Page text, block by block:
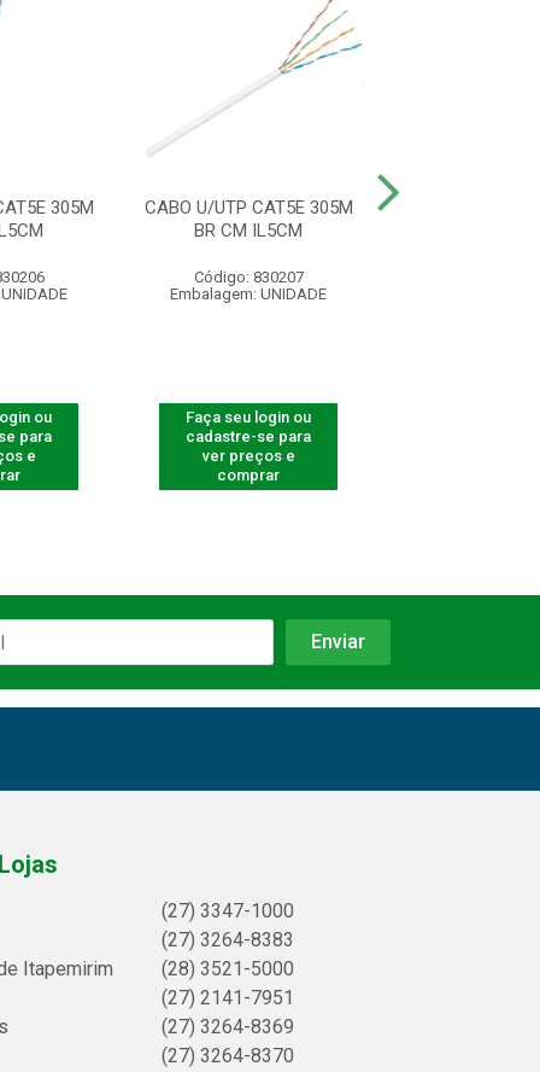
305M
ou
para
e
CABO U/UTP CAT5E 305M
BR CM IL5CM
Código: 830207
Embalagem: UNIDADE
Faça seu login ou
cadastre-se para
ver preços e
comprar
(27) 3347-1000
(27) 3264-8383
Itapemirim
(28) 3521-5000
(27) 2141-7951
(27) 3264-8369
(27) 3264-8370